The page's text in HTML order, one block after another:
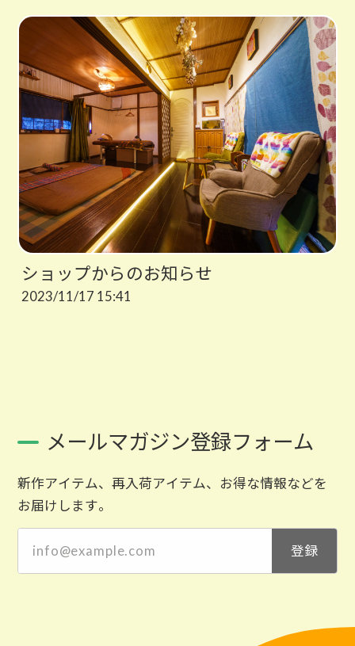
ショップからのお知らせ
2023/11/17 15:41
メールマガジン登録フォーム
新作アイテム、再入荷アイテム、お得な情報などを
お届けします。
登録